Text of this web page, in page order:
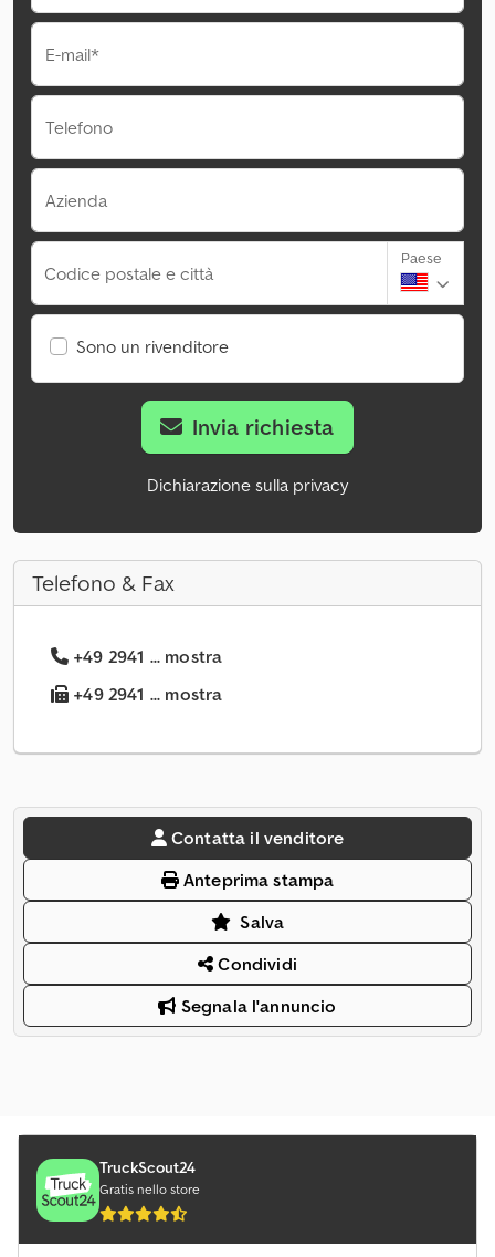
E-mail*
Telefono
Azienda
Codice postale e città
Paese
Sono un rivenditore
Invia richiesta
Dichiarazione sulla privacy
Telefono & Fax
+49 2941 ... mostra
+49 2941 ... mostra
Contatta il venditore
Anteprima stampa
Salva
Condividi
Segnala l'annuncio
TruckScout24
Gratis nello store